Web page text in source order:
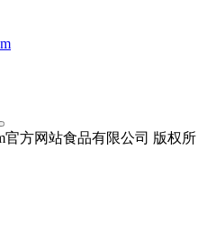
官方网站食品有限公司 版权所